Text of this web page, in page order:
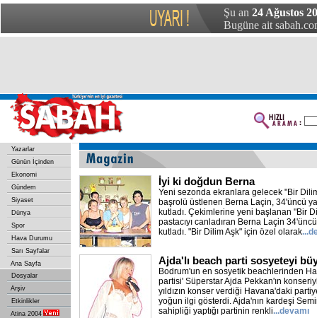
Şu an 24 Ağustos
Bugüne ait
Yazarlar
Günün İçinden
Ekonomi
Gündem
Siyaset
Dünya
Spor
Hava Durumu
Sarı Sayfalar
Ana Sayfa
Dosyalar
Arşiv
Etkinlikler
Atina 2004
İyi ki doğdun Berna
Yeni sezonda ekranlara gelecek "Bir
başrolü üstlenen Berna Laçin, 34'üncü
kutladı. Çekimlerine yeni başlanan "Bir
pastacıyı canladıran Berna Laçin
kutladı. "Bir Dilim Aşk" için özel olarak
Ajda'lı beach parti sosyeteyi
Bodrum'un en sosyetik beachlerinden
partisi' Süperstar Ajda Pekkan'ın
yıldızın konser verdiği Havana'daki
yoğun ilgi gösterdi. Ajda'nın kardeşi
sahipliği yaptığı partinin renkli...devamı